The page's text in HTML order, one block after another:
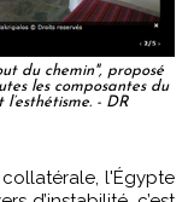
du chemin", proposé
les composantes du
- DR